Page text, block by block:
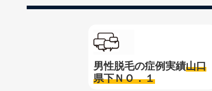
男性脱毛の症例実績山口
県下ＮＯ．１